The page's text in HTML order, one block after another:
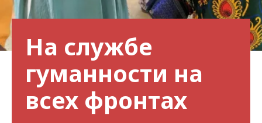
На службе
гуманности на
всех фронтах